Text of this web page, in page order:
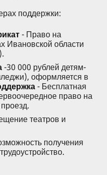
поддержки:
- Право на
Ивановской области
-30 000 рублей детям-
оформляется в
- Бесплатная
право на
театров и
получения